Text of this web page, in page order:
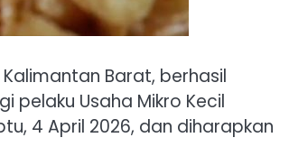
Barat, berhasil
Usaha Mikro Kecil
4 April 2026, dan diharapkan